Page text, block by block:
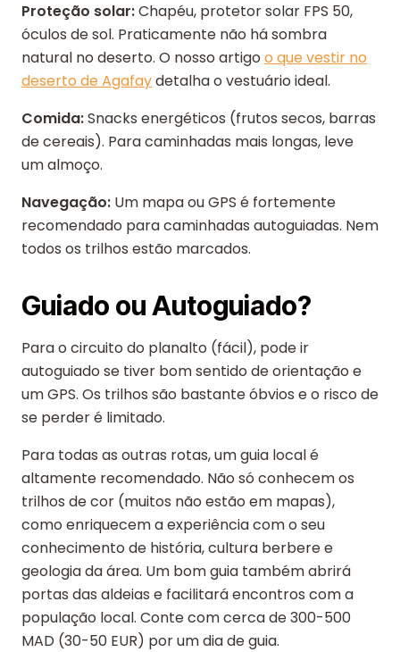
Proteção solar:Chapéu, protetor solar FPS 50,
óculos de sol. Praticamente não há sombra
natural no deserto. O nosso artigo o que vestir no
deserto de Agafaydetalha o vestuário ideal.
Comida:Snacks energéticos (frutos secos, barras
de cereais). Para caminhadas mais longas, leve
um almoço.
Navegação: Um mapa ou GPS é fortemente
recomendado para caminhadas autoguiadas. Nem
todos os trilhos estão marcados.
Guiado ou Autoguiado?
Para o circuito do planalto (fácil), pode ir
autoguiado se tiver bom sentido de orientação e
um GPS. Os trilhos são bastante óbvios e o risco de
se perder é limitado.
Para todas as outras rotas, um guia local é
altamente recomendado. Não só conhecem os
trilhos de cor (muitos não estão em mapas),
como enriquecem a experiência com o seu
conhecimento de história, cultura berbere e
geologia da área. Um bom guia também abrirá
portas das aldeias e facilitará encontros com a
população local. Conte com cerca de 300-500
MAD (30-50 EUR) por um dia de guia.